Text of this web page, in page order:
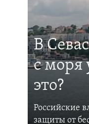
В
с моря
это?
Российские
защиты от